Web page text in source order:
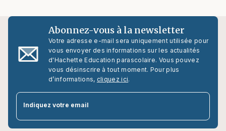
Abonnez-vous à la newsletter
Votre adresse e-mail sera uniquement utilisée pour
vous envoyer des informations sur les actualités
d'Hachette Education parascolaire. Vous pouvez
vous désinscrire à tout moment. Pour plus
d’informations, cliquez ici.
Indiquez votre email